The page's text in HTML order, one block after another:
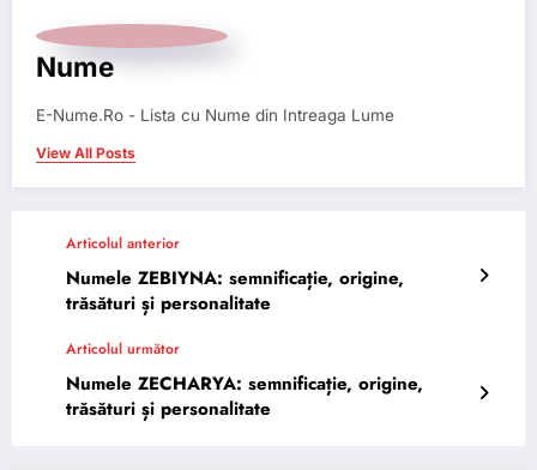
Nume
E-Nume.Ro - Lista cu Nume din Intreaga Lume
View All Posts
Articolul anterior
Numele ZEBIYNA: semnificație, origine,
trăsături și personalitate
Articolul următor
Numele ZECHARYA: semnificație, origine,
trăsături și personalitate